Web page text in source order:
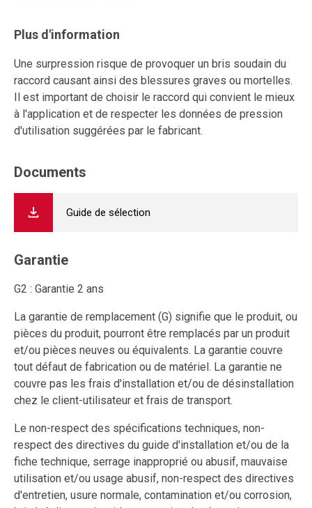
Plus d'information
Une surpression risque de provoquer un bris soudain du
raccord causant ainsi des blessures graves ou mortelles.
Il est important de choisir le raccord qui convient le mieux
à l'application et de respecter les données de pression
d'utilisation suggérées par le fabricant.
Documents
Guide de sélection
Garantie
G2 : Garantie 2 ans
La garantie de remplacement (G) signifie que le produit, ou
pièces du produit, pourront être remplacés par un produit
et/ou pièces neuves ou équivalents. La garantie couvre
tout défaut de fabrication ou de matériel. La garantie ne
couvre pas les frais d'installation et/ou de désinstallation
chez le client-utilisateur et frais de transport.
Le non-respect des spécifications techniques, non-
respect des directives du guide d'installation et/ou de la
fiche technique, serrage inapproprié ou abusif, mauvaise
utilisation et/ou usage abusif, non-respect des directives
d'entretien, usure normale, contamination et/ou corrosion,